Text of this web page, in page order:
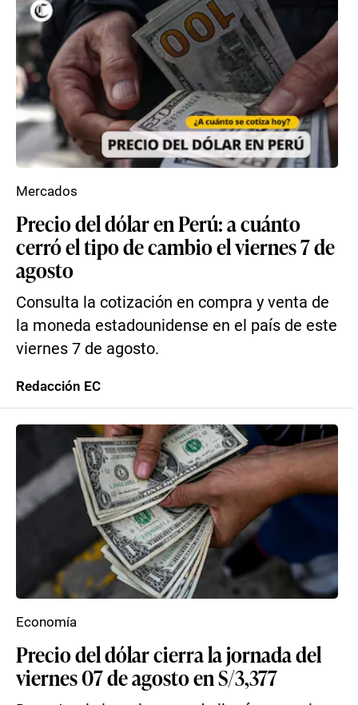
Precio del dólar en Perú: a cuánto
cerró el tipo de cambio el viernes 7 de
agosto
Consulta la cotización en compra y venta de
la moneda estadounidense en el país de este
viernes 7 de agosto.
Mercados
Redacción EC
Precio del dólar cierra la jornada del
viernes 07 de agosto en S/3,377
Economía